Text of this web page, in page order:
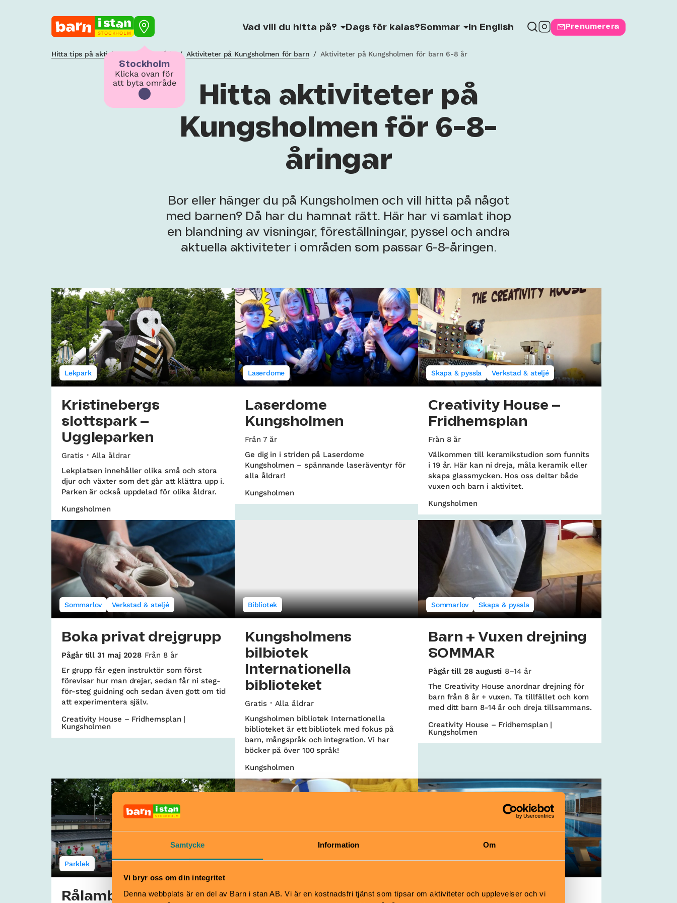
Samtycke Information Om
Vi bryr oss om din integritet
Denna webbplats är en del av Barn i stan AB. Vi är en kostnadsfri tjänst som tipsar om aktiviteter och upplevelser och vi
STOCKHOLM
Stockholm
Klicka ovan för
att byta område
Vad vill du hitta på? Dags för kalas?Sommar In English Prenumerera
Hitta tips på aktiviteter i ditt område / Aktiviteter på Kungsholmen för barn / Aktiviteter på Kungsholmen för barn 6-8 år
Hitta aktiviteter på
Kungsholmen för 6-8-
åringar
Bor eller hänger du på Kungsholmen och vill hitta på något
med barnen? Då har du hamnat rätt. Här har vi samlat ihop
en blandning av visningar, föreställningar, pyssel och andra
aktuella aktiviteter i områden som passar 6-8-åringen.
Lekpark
Kristinebergs
slottspark –
Uggleparken
Gratis
Alla åldrar
Lekplatsen innehåller olika små och stora
djur och växter som det går att klättra upp i.
Parken är också uppdelad för olika åldrar.
Kungsholmen
Laserdome
Laserdome
Kungsholmen
Från 7 år
Ge dig in i striden på Laserdome
Kungsholmen – spännande laseräventyr för
alla åldrar!
Kungsholmen
Skapa & pyssla Verkstad & ateljé
Creativity House –
Fridhemsplan
Från 8 år
Välkommen till keramikstudion som funnits
i 19 år. Här kan ni dreja, måla keramik eller
skapa glassmycken. Hos oss deltar både
vuxen och barn i aktivitet.
Kungsholmen
Sommarlov Verkstad & ateljé
Boka privat drejgrupp
Pågår till 31 maj 2028 Från 8 år
Er grupp får egen instruktör som först
förevisar hur man drejar, sedan får ni steg-
för-steg guidning och sedan även gott om tid
att experimentera själv.
Creativity House – Fridhemsplan |
Kungsholmen
Bibliotek
Kungsholmens
bilbiotek
Internationella
biblioteket
Gratis
Alla åldrar
Kungsholmen bibliotek Internationella
biblioteket är ett bibliotek med fokus på
barn, mångspråk och integration. Vi har
böcker på över 100 språk!
Kungsholmen
Sommarlov Skapa & pyssla
Barn + Vuxen drejning
SOMMAR
Pågår till 28 augusti 8–14 år
The Creativity House anordnar drejning för
barn från 8 år + vuxen. Ta tillfället och kom
med ditt barn 8-14 år och dreja tillsammans.
Creativity House – Fridhemsplan |
Kungsholmen
Parklek
Rålambshovsparkens
Måla på keramik Kronobergsbadet